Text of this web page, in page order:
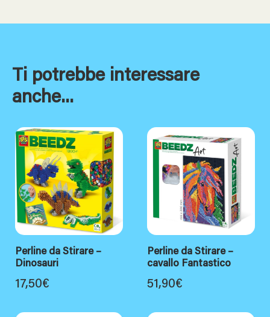
Ti potrebbe interessare
anche...
Perline da Stirare –
Dinosauri
17,50€
Perline da Stirare –
cavallo Fantastico
51,90€